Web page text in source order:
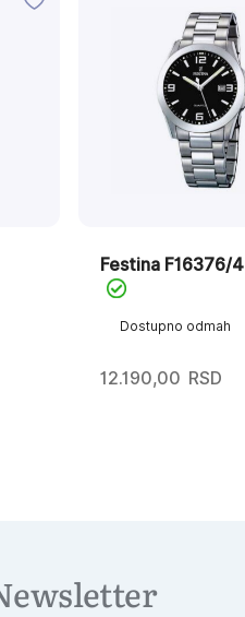
Dostupno odmah
Festina F16376/4
12.190,00 RSD